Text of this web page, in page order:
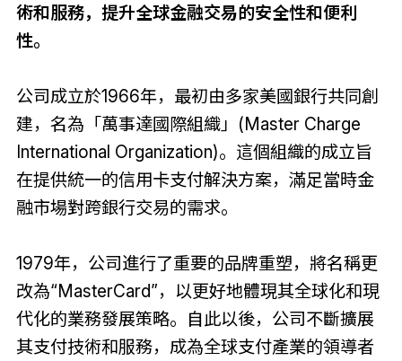
術和服務，提升全球金融交易的安全性和便利
性。
公司成立於1966年，最初由多家美國銀行共同創
建，名為「萬事達國際組織」(Master Charge
International Organization)。這個組織的成立旨
在提供統一的信用卡支付解決方案，滿足當時金
融市場對跨銀行交易的需求。
1979年，公司進行了重要的品牌重塑，將名稱更
改為“MasterCard”，以更好地體現其全球化和現
代化的業務發展策略。自此以後，公司不斷擴展
其支付技術和服務，成為全球支付產業的領導者